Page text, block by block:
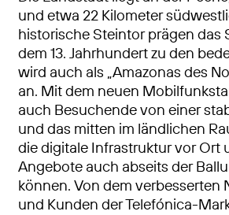
und etwa 22 Kilometer
historische Steintor prägen das
dem 13. Jahrhundert zu den
wird auch als „Amazonas des
an. Mit dem neuen
auch Besuchende von einer
und das mitten im ländlichen
die digitale Infrastruktur vor Ort
Angebote auch abseits der
können. Von dem verbesserten
und Kunden der Telefónica-